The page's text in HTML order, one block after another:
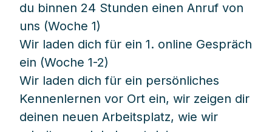
du binnen 24 Stunden einen Anruf von
uns (Woche 1)
Wir laden dich für ein 1. online Gespräch
ein (Woche 1-2)
Wir laden dich für ein persönliches
Kennenlernen vor Ort ein, wir zeigen dir
deinen neuen Arbeitsplatz, wie wir